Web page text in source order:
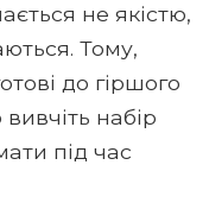
не якістю,
Тому,
до гіршого
набір
під час